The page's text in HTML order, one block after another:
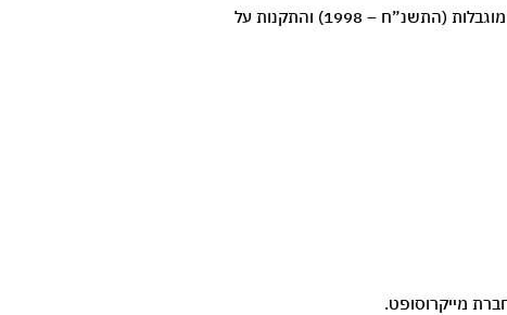
בסניפים ניתן למצוא את התאמות הנגישות המפורטות בעמוד זה. התאמות אלו נעשות בכפוף ובהתאם להוראות חוק שוויון זכויות לאנשים עם מוגבלות (התשנ”ח – 1998) והתקנות על